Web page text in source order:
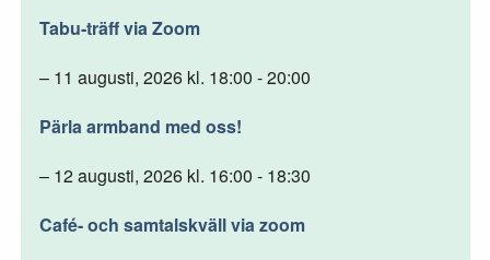
Tabu-träff via Zoom
– 11 augusti, 2026 kl. 18:00 - 20:00
Pärla armband med oss!
– 12 augusti, 2026 kl. 16:00 - 18:30
Café- och samtalskväll via zoom